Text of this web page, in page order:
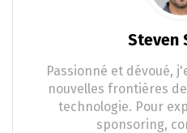
Steven
Passionné et dévoué,
nouvelles frontières
technologie. Pour
sponsoring,